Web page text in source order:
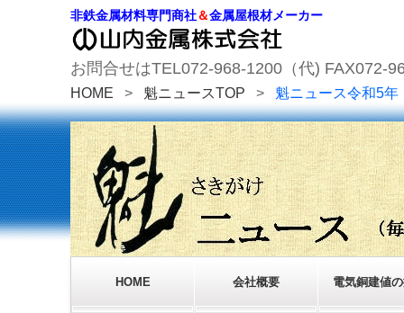
非鉄金属材料専門商社＆金属屋根材メーカー
お問合せはTEL072-968-1200（代) FAX072-
HOME > 魁ニュースTOP > 魁ニュース令和5年
HOME 会社概要 電気銅建値